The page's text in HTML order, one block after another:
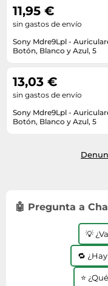
Televisores
Sony Mdre9Lpl -
Botón, Blanco y Azul, 5
11,95 €
sin gastos de envío
Sony Mdre9Lpl -
Botón, Blanco y Azul, 5
13,03 €
sin gastos de envío
🤖 Pregunta a
💡
🔁
⭐